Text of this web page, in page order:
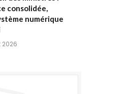
consolidée,
numérique